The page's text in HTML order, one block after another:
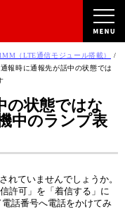
（LTE通信モジュール搭載）
/
報時に通報先が話中の状態では
の状態ではな
中のランプ表
れていませんでしょうか。
許可」を「着信する」に
話番号へ電話をかけてみ